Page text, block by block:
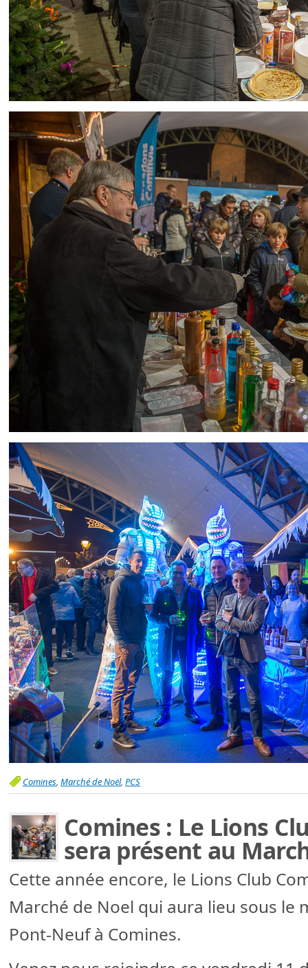
Comines, Marché de Noël, PCS
Comines : Le Lions
sera présent au
Cette année encore, le Lions Club
Marché de Noel qui aura lieu sous le
Pont-Neuf à Comines.